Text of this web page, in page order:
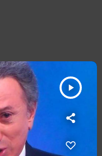
play_arrow